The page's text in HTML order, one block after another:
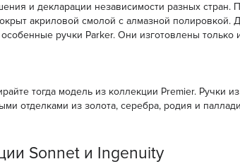
и декларации независимости разных стран.
акриловой смолой с алмазной полировкой.
ручки Parker. Они изготовлены только
тогда модель из коллекции Premier. Ручки
отделками из золота, серебра, родия и
Sonnet и Ingenuity